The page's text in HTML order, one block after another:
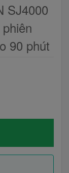
SJ4000
90 phút